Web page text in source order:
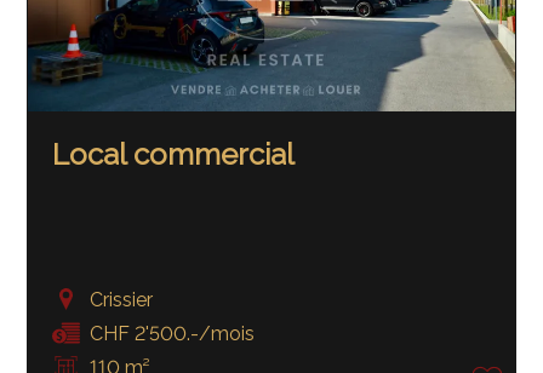
Local commercial
Crissier
CHF 2'500.-/mois
110 m²